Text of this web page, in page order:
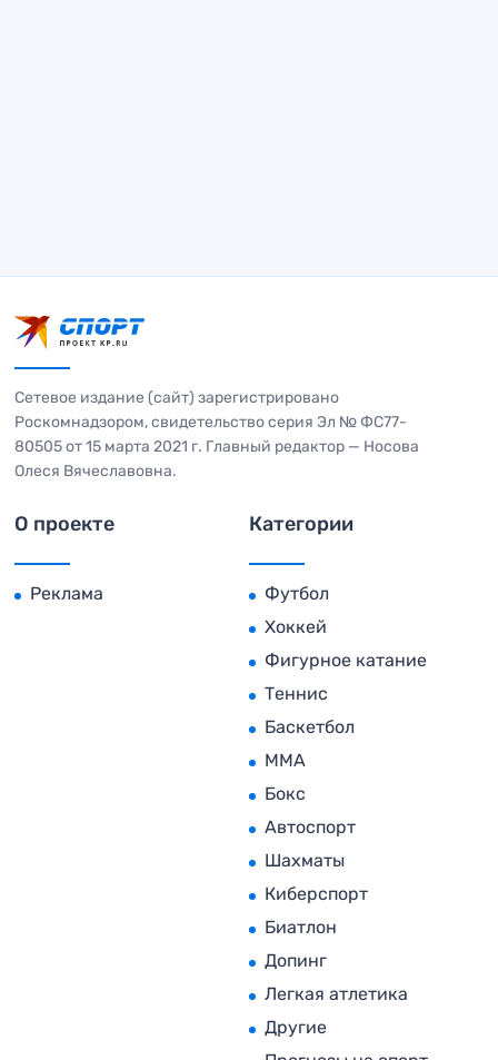
Сетевое издание (сайт) зарегистрировано
Роскомнадзором, свидетельство серия Эл № ФС77-
80505 от 15 марта 2021 г. Главный редактор — Носова
Олеся Вячеславовна.
О проекте
Реклама
Категории
Футбол
Хоккей
Фигурное катание
Теннис
Баскетбол
MMA
Бокс
Автоспорт
Шахматы
Киберспорт
Биатлон
Допинг
Легкая атлетика
Другие